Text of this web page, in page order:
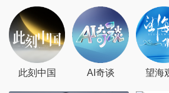
此刻中国 AI奇谈 望海